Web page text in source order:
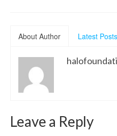
About Author Latest Posts
Leave a Reply